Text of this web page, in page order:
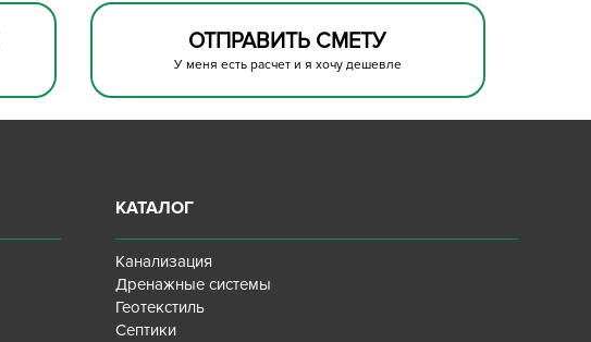
ОТПРАВИТЬ СМЕТУ
У меня есть расчет и я хочу дешевле
КАТАЛОГ
Канализация
Дренажные системы
Геотекстиль
Септики